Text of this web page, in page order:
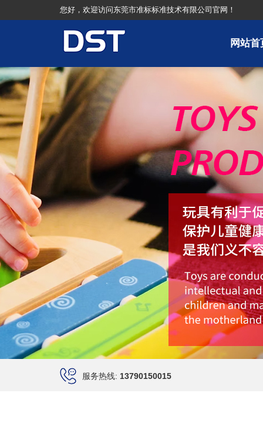
您好，欢迎访问东莞市准标标准技术有限公司官网！
网站首
服务热线: 13790150015